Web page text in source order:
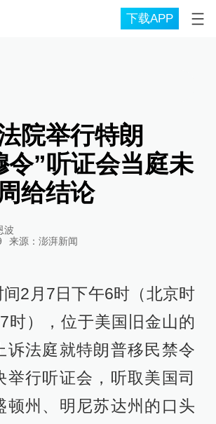
下载APP
院举行特朗
令”听证会当庭未
给结论
波
来源： 澎湃新闻
2月7日下午6时（北京时
时），位于美国旧金山的
诉法庭就特朗普移民禁令
举行听证会，听取美国司
顿州、明尼苏达州的口头